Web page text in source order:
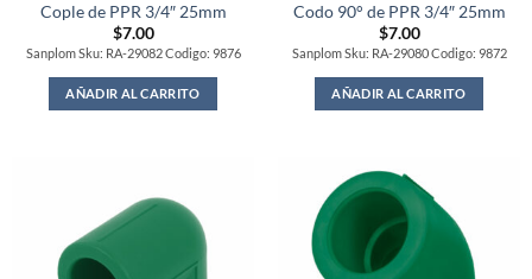
Cople de PPR 3/4″ 25mm
$7.00
Sanplom Sku: RA-29082 Codigo: 9876
AÑADIR AL CARRITO
Codo 90° de PPR 3/4″ 25mm
$7.00
Sanplom Sku: RA-29080 Codigo: 9872
AÑADIR AL CARRITO